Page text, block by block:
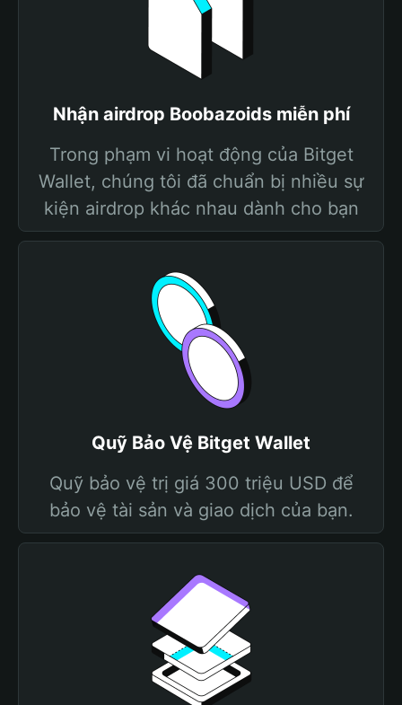
Nhận airdrop Boobazoids miễn phí
Trong phạm vi hoạt động của Bitget
Wallet, chúng tôi đã chuẩn bị nhiều sự
kiện airdrop khác nhau dành cho bạn
Quỹ Bảo Vệ Bitget Wallet
Quỹ bảo vệ trị giá 300 triệu USD để
bảo vệ tài sản và giao dịch của bạn.